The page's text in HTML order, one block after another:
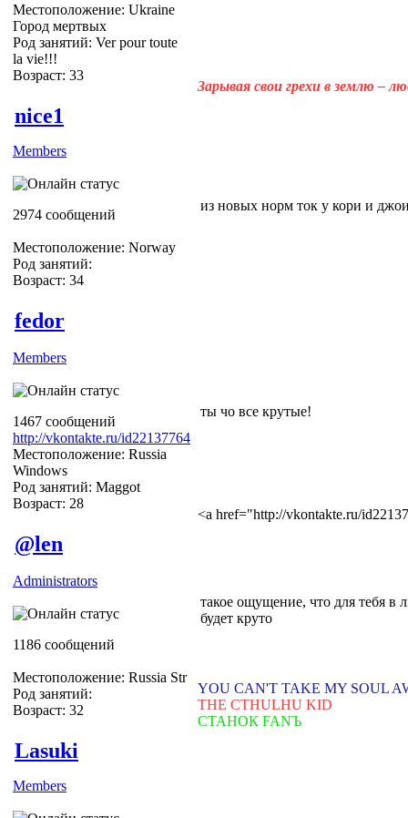
Местоположение: Ukraine
Город мертвых
Род занятий: Ver pour toute
la vie!!!
Возраст: 33
Зарывая свои грехи в землю –
nice1
Members
2974 сообщений
Местоположение: Norway
Род занятий:
Возраст: 34
из новых норм ток у кори и
fedor
Members
1467 сообщений
http://vkontakte.ru/id22137764
Местоположение: Russia
Windows
Род занятий: Maggot
Возраст: 28
ты чо все крутые!
<a href="http://vkontakte.ru/
@len
Administrators
1186 сообщений
Местоположение: Russia Str
Род занятий:
Возраст: 32
такое ощущение, что для тебя
будет круто
YOU CAN'T TAKE MY SOUL
THE CTHULHU KID
СТАНОК FANЪ
Lasuki
Members